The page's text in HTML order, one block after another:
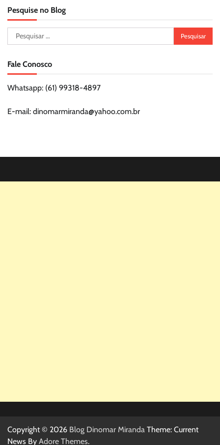
Pesquise no Blog
Pesquisar
por:
Fale Conosco
Whatsapp: (61) 99318-4897
E-mail: dinomarmiranda@yahoo.com.br
Copyright © 2026 Blog Dinomar Miranda Theme: Current
News By Adore Themes.